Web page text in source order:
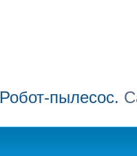
Робот-пылесос.